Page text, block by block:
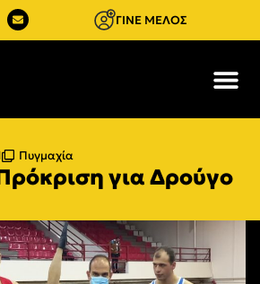
ΓΙΝΕ ΜΕΛΟΣ
Πυγμαχία
για Δρούγο